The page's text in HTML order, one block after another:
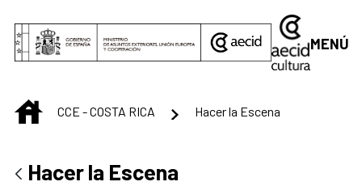
MENÚ
INICIO
CCE - COSTA RICA Hacer la Escena
Hacer la Escena